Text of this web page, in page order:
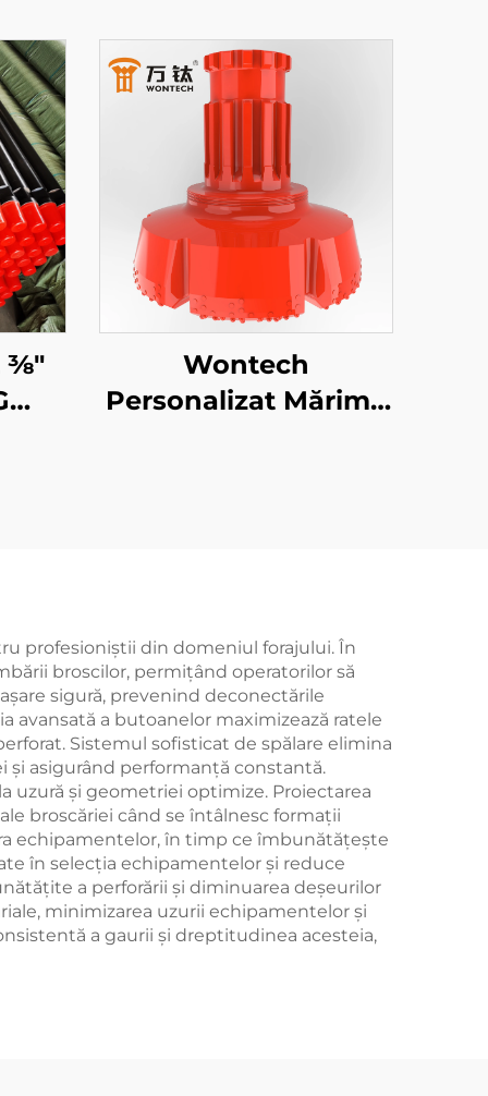
Wontech
Personalizat Mărime
profesioniștii din domeniul forajului. În
broscilor, permițând operatorilor să
sigură, prevenind deconectările
a butoanelor maximizează ratele
Sistemul sofisticat de spălare elimina
asigurând performanță constantă.
uzură și geometriei optimize. Proiectarea
broscăriei când se întâlnesc formații
echipamentelor, în timp ce îmbunătățește
în selecția echipamentelor și reduce
a perforării și diminuarea deșeurilor
minimizarea uzurii echipamentelor și
a gaurii și dreptitudinea acesteia,